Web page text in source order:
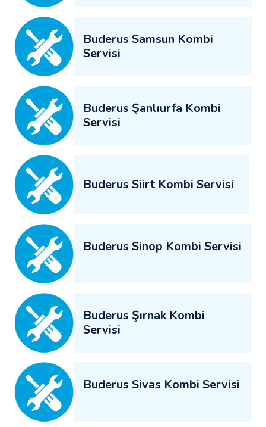
Buderus Samsun Kombi
Servisi
Buderus Şanlıurfa Kombi
Servisi
Buderus Siirt Kombi Servisi
Buderus Sinop Kombi Servisi
Buderus Şırnak Kombi
Servisi
Buderus Sivas Kombi Servisi